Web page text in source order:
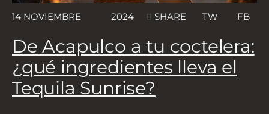
14 NOVIEMBRE 2024 SHARE TW FB
De Acapulco a tu coctelera:
¿qué ingredientes lleva el
Tequila Sunrise?